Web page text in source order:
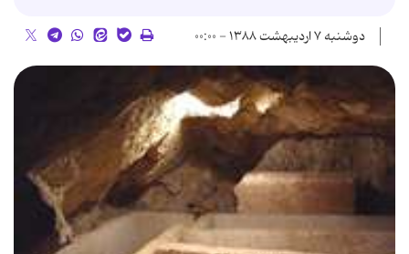
دوشنبه ۷ اردیبهشت ۱۳۸۸ - ۰۰:۰۰